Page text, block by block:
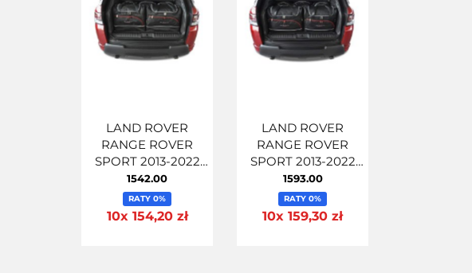
LAND ROVER
RANGE ROVER
SPORT 2013-2022
TORBY DO
BAGAŻNIKA 5 SZT
1542.00
RATY 0%
10x 154,20 zł
LAND ROVER
RANGE ROVER
SPORT 2013-2022
TORBY DO
BAGAŻNIKA 5 SZT
1593.00
RATY 0%
10x 159,30 zł